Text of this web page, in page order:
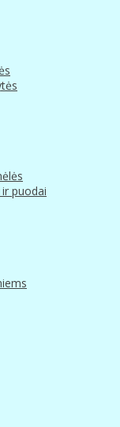
puodai